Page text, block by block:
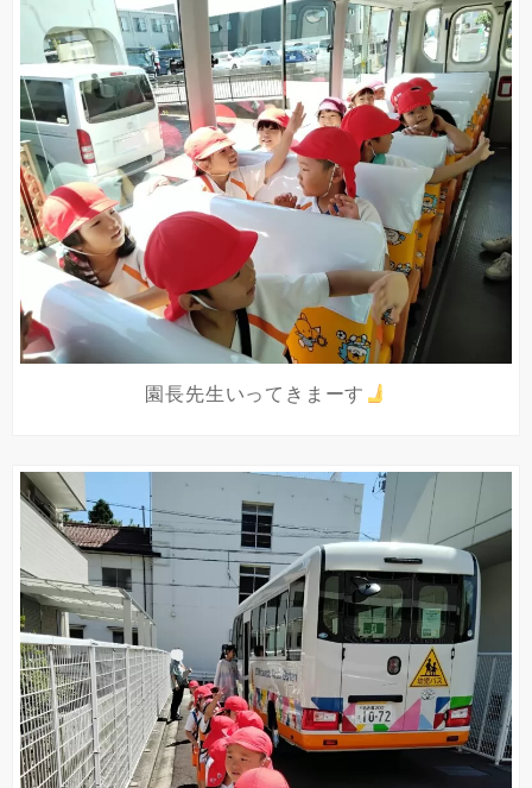
園長先生いってきまーす